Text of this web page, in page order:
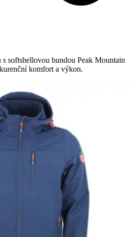
softshellovou bundou Peak Mountain
komfort a výkon.